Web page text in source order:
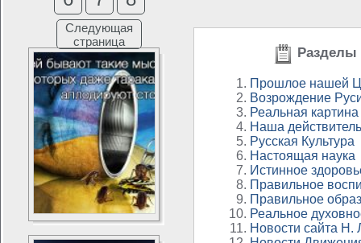
Следующая
страница
Разделы
Прошлое нашей
Возрождение
Реальная
Наша
Русская Культура
Настоящая наука
Истинное
Правильное
Правильное
Реальное
Новости сайта